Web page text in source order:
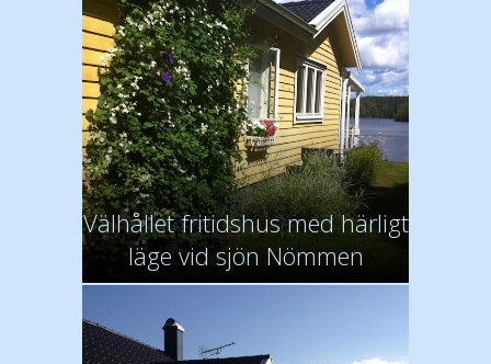
Välhållet fritidshus med härligt
läge vid sjön Nömmen